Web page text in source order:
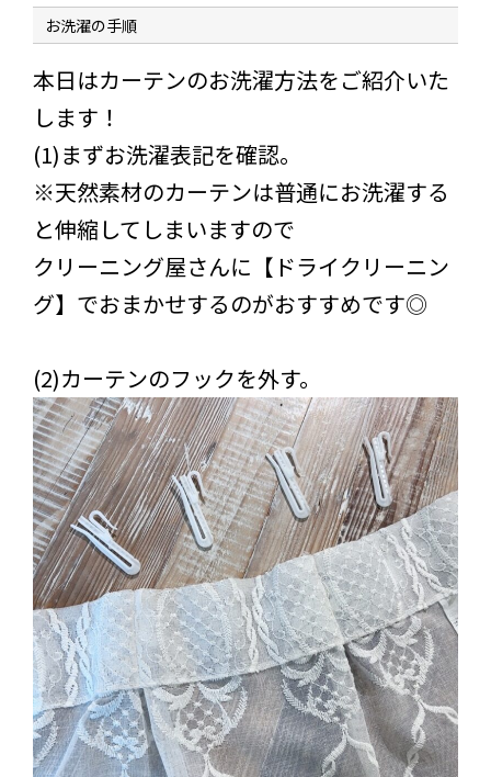
お洗濯の手順
本日はカーテンのお洗濯方法をご紹介いた
します！
(1)まずお洗濯表記を確認。
※天然素材のカーテンは普通にお洗濯する
と伸縮してしまいますので
クリーニング屋さんに【ドライクリーニン
グ】でおまかせするのがおすすめです◎
(2)カーテンのフックを外す。